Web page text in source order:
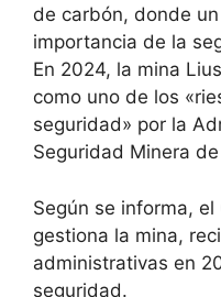
de carbón, donde
importancia de la
En 2024, la mina
como uno de los
seguridad» por la
Seguridad Minera
Según se informa,
gestiona la mina,
administrativas en
seguridad.